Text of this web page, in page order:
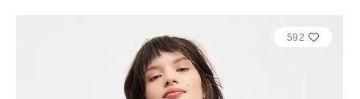
592